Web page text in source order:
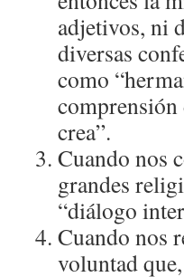
adjetivos, ni
diversas
como
comprensión
crea”.
Cuando nos
grandes
“diálogo
Cuando nos
voluntad